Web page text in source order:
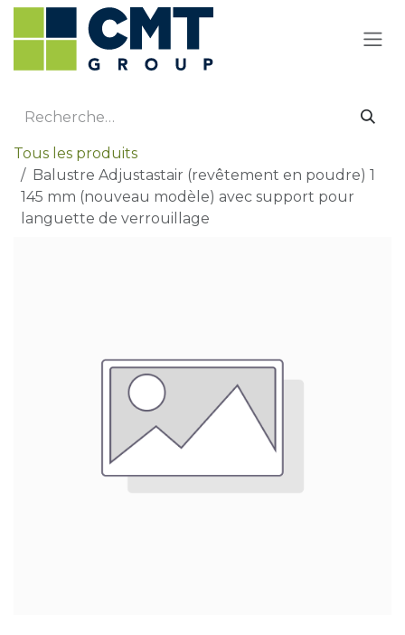
Se rendre au contenu
Tous les produits
Balustre Adjustastair (revêtement en poudre) 1
145 mm (nouveau modèle) avec support pour
languette de verrouillage